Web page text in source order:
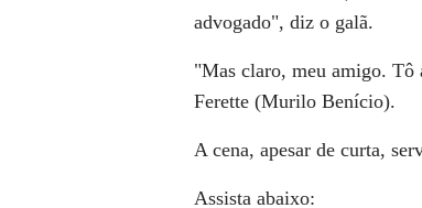
advogado", diz o galã.
"Mas claro, meu amigo. Tô
Ferette (Murilo Benício).
A cena, apesar de curta,
Assista abaixo: